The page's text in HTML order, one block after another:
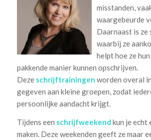
misstanden,
waargebeurde
Daarnaast is
waarbij ze
helpt hoe ze
pakkende manier kunnen opschrijven.
Deze schrijftrainingen worden overal
gegeven aan kleine groepen, zodat
persoonlijke aandacht krijgt.
Tijdens een schrijfweekend kun je echt
maken. Deze weekenden geeft ze maar